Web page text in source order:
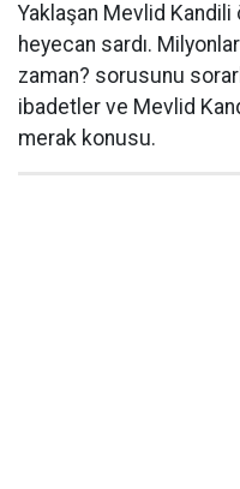
Yaklaşan Mevlid
heyecan sardı.
zaman? sorusunu
ibadetler ve Mevlid
merak konusu.